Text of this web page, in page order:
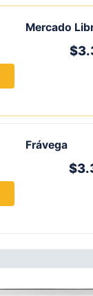
Mercado
Frávega